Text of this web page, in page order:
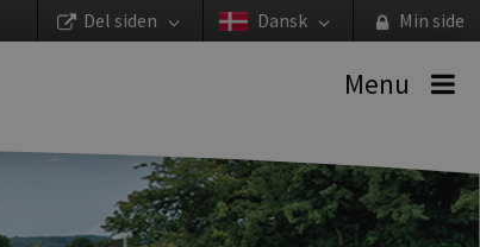
Min side
Dansk
Del siden
Menu